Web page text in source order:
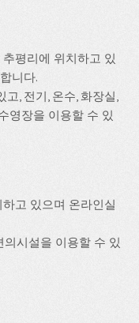
평리에 위치하고 있
니다.
, 전기, 온수, 화장실,
영장을 이용할 수 있
고 있으며 온라인실
의시설을 이용할 수 있